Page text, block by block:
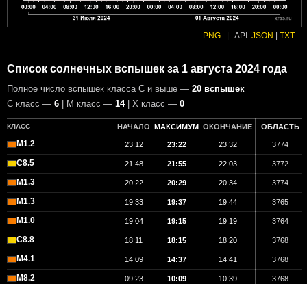
PNG API: JSON TXT
Список солнечных вспышек за 1 августа 2024 года
Полное число вспышек класса C и выше — 20 вспышек
С класс — 6 | М класс — 14| X класс — 0
КЛАСС НАЧАЛО МАКСИМУМ ОКОНЧАНИЕ ОБЛАСТЬ
M1.2 23:12 23:22 23:32 3774
C8.5 21:48 21:55 22:03 3772
M1.3 20:22 20:29 20:34 3774
M1.3 19:33 19:37 19:44 3765
M1.0 19:04 19:15 19:19 3764
C8.8 18:11 18:15 18:20 3768
M4.1 14:09 14:37 14:41 3768
M8.2 09:23 10:09 10:39 3768